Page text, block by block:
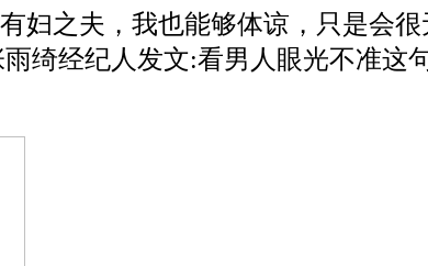
之夫，我也能够体谅，只是会很
绮经纪人发文:看男人眼光不准这